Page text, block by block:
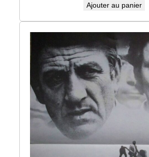
Ajouter au panier